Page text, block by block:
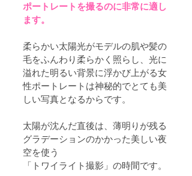
ポートレートを撮るのに非常に適し
ます。
柔らかい太陽光がモデルの肌や髪の
毛をふんわり柔らかく照らし、光に
溢れた明るい背景に浮かび上がる女
性ポートレートは神秘的でとても美
しい写真となるからです。
太陽が沈んだ直後は、薄明りが残る
グラデーションのかかった美しい夜
空を使う
「トワイライト撮影」の時間です。